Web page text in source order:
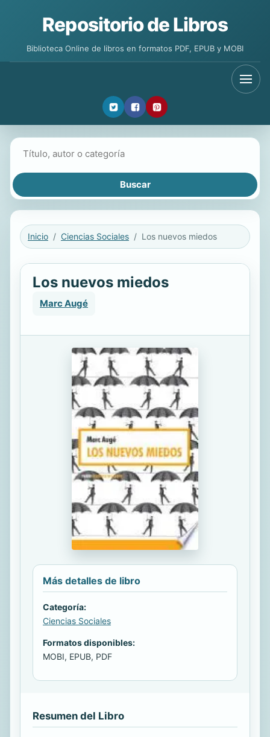
Repositorio de Libros
Biblioteca Online de libros en formatos PDF, EPUB y MOBI
Inicio Ciencias Sociales Los nuevos miedos
Los nuevos miedos
Marc Augé
Más detalles de libro
Categoría:
Ciencias Sociales
Formatos disponibles:
MOBI, EPUB, PDF
Resumen del Libro